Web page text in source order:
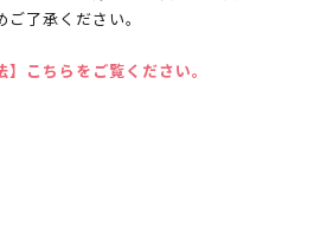
ご了承ください。
】こちらをご覧ください。